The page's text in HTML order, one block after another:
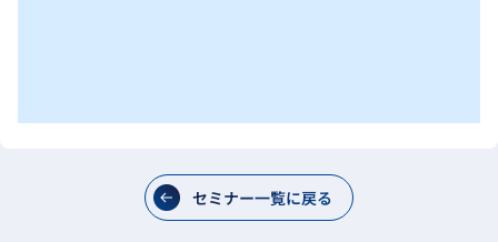
セミナー一覧に戻る